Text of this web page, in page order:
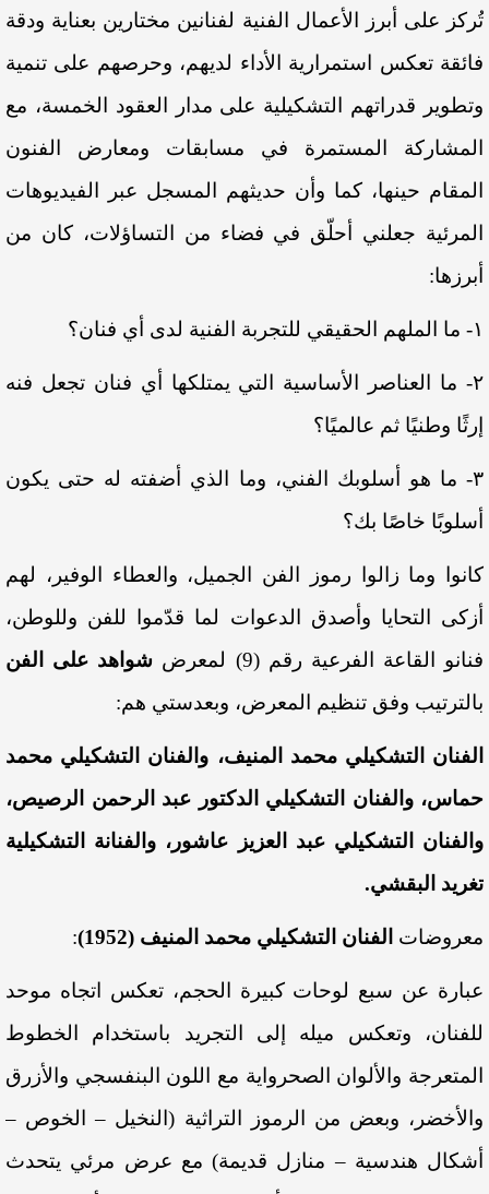
تُركز على أبرز الأعمال الفنية لفنانين مختارين بعناية ودقة
فائقة تعكس استمرارية الأداء لديهم، وحرصهم على تنمية
وتطوير قدراتهم التشكيلية على مدار العقود الخمسة، مع
المشاركة المستمرة في مسابقات ومعارض الفنون
المقام حينها، كما وأن حديثهم المسجل عبر الفيديوهات
المرئية جعلني أحلّق في فضاء من التساؤلات، كان من
أبرزها:
١- ما الملهم الحقيقي للتجربة الفنية لدى أي فنان؟
٢- ما العناصر الأساسية التي يمتلكها أي فنان تجعل فنه
إرثًا وطنيًا ثم عالميًا؟
٣- ما هو أسلوبك الفني، وما الذي أضفته له حتى يكون
أسلوبًا خاصًا بك؟
كانوا وما زالوا رموز الفن الجميل، والعطاء الوفير، لهم
أزكى التحايا وأصدق الدعوات لما قدّموا للفن وللوطن،
فنانو القاعة الفرعية رقم (9) لمعرض شواهد على الفن
بالترتيب وفق تنظيم المعرض، وبعدستي هم:
الفنان التشكيلي محمد المنيف، والفنان التشكيلي محمد
حماس، والفنان التشكيلي الدكتور عبد الرحمن الرصيص،
والفنان التشكيلي عبد العزيز عاشور، والفنانة التشكيلية
تغريد البقشي.
معروضات الفنان التشكيلي محمد المنيف (1952) :
عبارة عن سبع لوحات كبيرة الحجم، تعكس اتجاه موحد
للفنان، وتعكس ميله إلى التجريد باستخدام الخطوط
المتعرجة والألوان الصحرواية مع اللون البنفسجي والأزرق
والأخضر، وبعض من الرموز التراثية (النخيل – الخوص –
أشكال هندسية – منازل قديمة) مع عرض مرئي يتحدث